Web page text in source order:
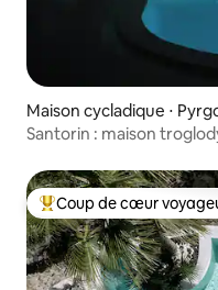
Maison cycladique ⋅
Santorin : maison
Coups de cœur
Coup de cœur